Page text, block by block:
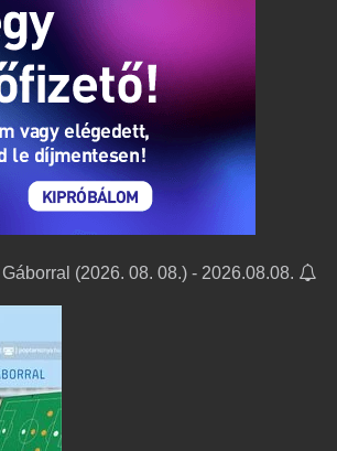
(2026. 08. 08.) - 2026.08.08.